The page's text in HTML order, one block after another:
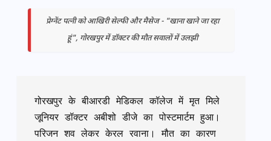
प्रेग्नेंट पत्नी को आखिरी सेल्फी और मैसेज - "खाना खाने जा रहा
हूं", गोरखपुर में डॉक्टर की मौत सवालों में उलझी
गोरखपुर के बीआरडी मेडिकल कॉलेज में मृत मिले
जूनियर डॉक्टर अबीशो डीजे का पोस्टमार्टम हुआ।
परिजन शव लेकर केरल रवाना। मौत का कारण